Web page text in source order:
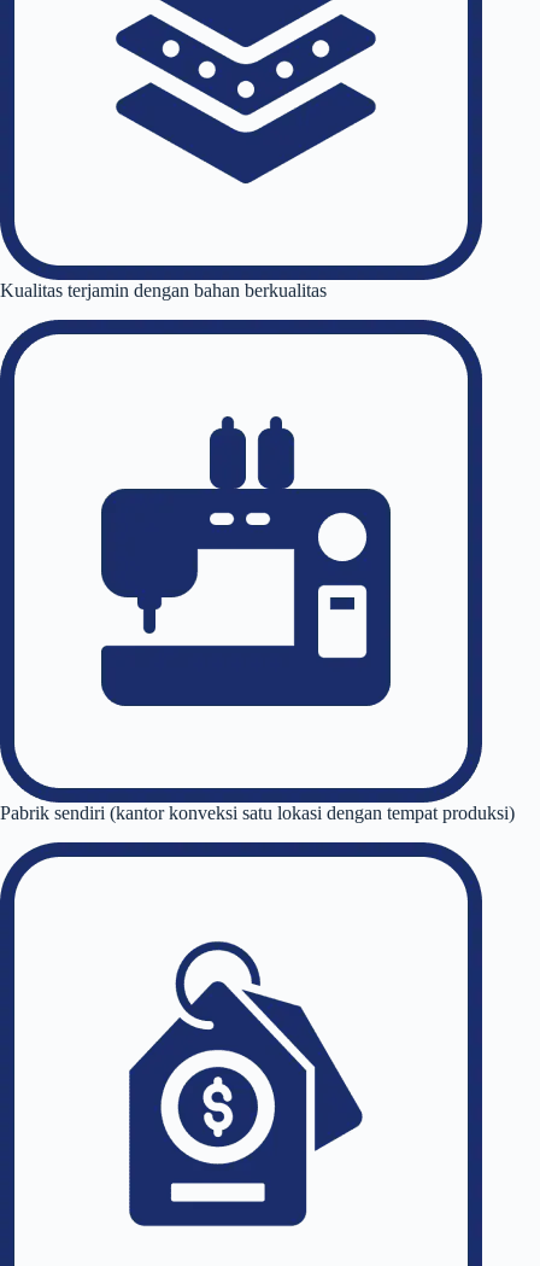
Kualitas terjamin dengan bahan berkualitas
Pabrik sendiri (kantor konveksi satu lokasi dengan tempat produksi)